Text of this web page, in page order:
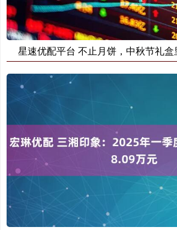
星速优配平台 不止月饼，中秋节礼